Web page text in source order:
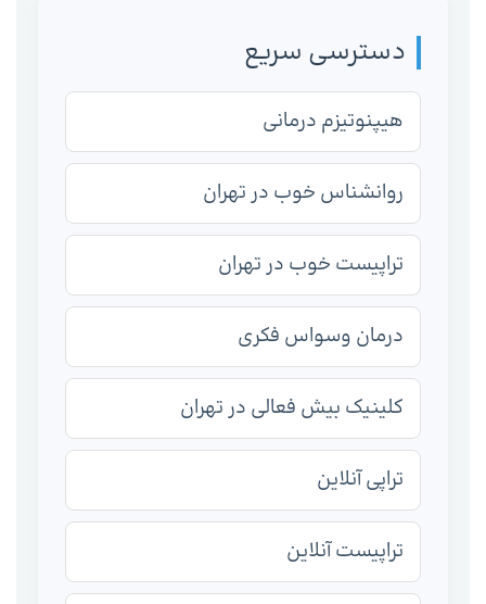
دسترسی سریع
هیپنوتیزم درمانی
روانشناس خوب در تهران
تراپیست خوب در تهران
درمان وسواس فکری
کلینیک بیش فعالی در تهران
تراپی آنلاین
تراپیست آنلاین